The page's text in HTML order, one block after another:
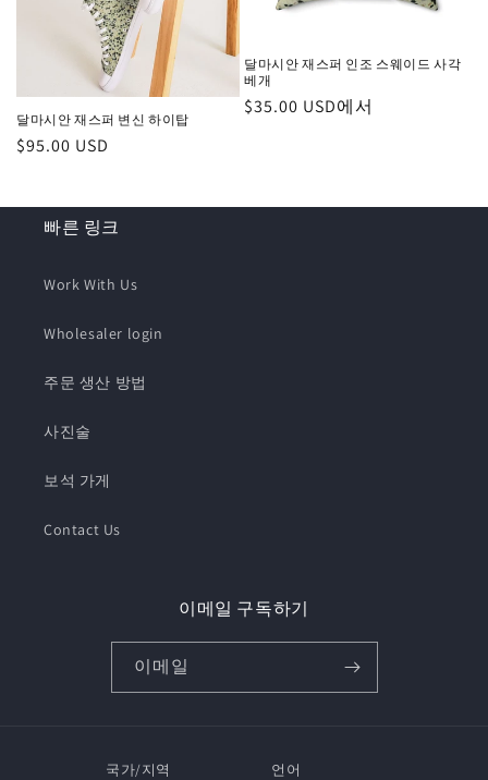
달마시안 재스퍼 변신 하이탑
정
$95.00 USD
달마시안 재스퍼 인조 스웨이드 사각
베개
정
$35.00 USD에서
빠른 링크
Work With Us
Wholesaler login
주문 생산 방법
사진술
보석 가게
Contact Us
이메일 구독하기
이메일
국가/지역 언어